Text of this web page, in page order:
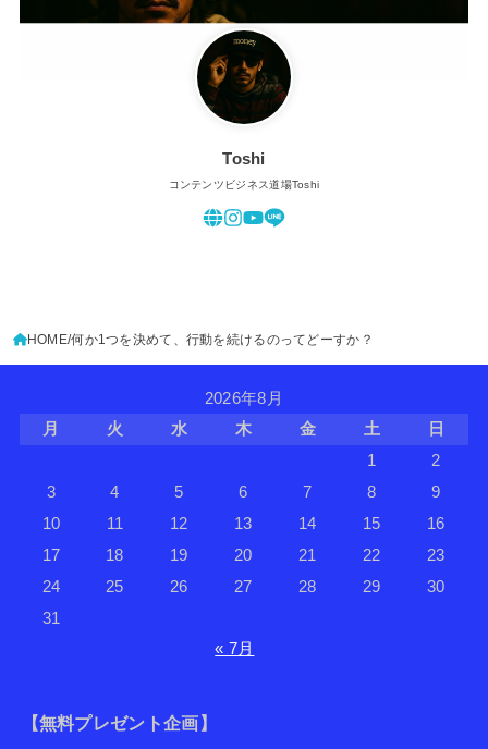
Toshi
コンテンツビジネス道場Toshi
HOME 何か1つを決めて、行動を続けるのってどーすか？
2026年8月
月
火 水 木 金 土
日
1
2
3
4 5 6 7 8
9
10
11 12 13 14 15
16
17
18 19 20 21 22
23
24
25 26 27 28 29
30
31
« 7月
【無料プレゼント企画】